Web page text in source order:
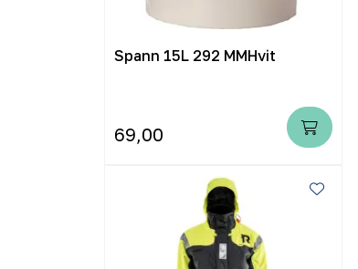
Spann 15L 292 MMHvit
69,00